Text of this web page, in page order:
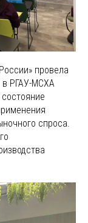
провела
в РГАУ-МСХА
спроса.